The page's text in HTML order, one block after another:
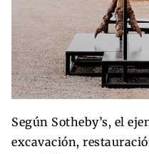
Según Sotheby’s, el
excavación,